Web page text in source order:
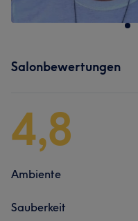
Salonbewertungen
4,8
Ambiente
Sauberkeit